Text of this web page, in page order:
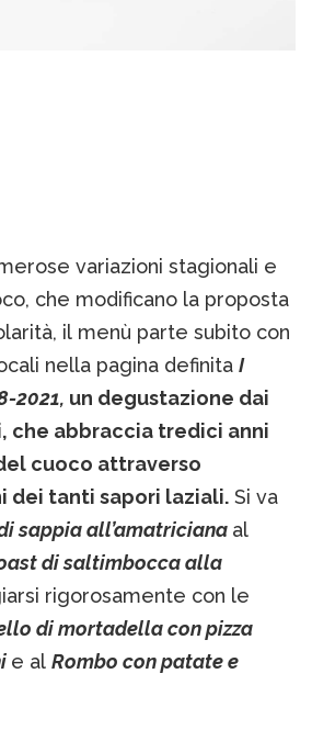
variazioni stagionali e
che modificano la proposta
il menù parte subito con
nella pagina definita I
2021, un degustazione dai
che abbraccia tredici anni
cuoco attraverso
dei tanti sapori laziali. Si va
sappia all’amatriciana al
di saltimbocca alla
rigorosamente con le
di mortadella con pizza
e al Rombo con patate e